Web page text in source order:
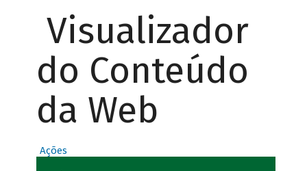
Visualizador
do Conteúdo
da Web
Ações